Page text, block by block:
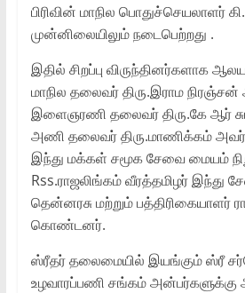
பிரிவின் மாநில பொதுச்செயலாளர்
முன்னிலையிலும் நடைபெற்றது .
இதில் சிறப்பு விருந்தினர்களாக ஆலய
மாநில தலைவர் திரு.இராம
இளைஞரணி தலைவர் திரு.கே ஆர்
அணி தலைவர் திரு.மாணிக்கம்
இந்து மக்கள் சமூக சேவை மையம்
Rss.ராஜலிங்கம் வீரத்தமிழர் இந்து
தென்னரசு மற்றும் பத்திரிகையாளர்
கொண்டனர்.
ஸ்ரீதர் தலைமையில் இயங்கும் ஸ்ரீ
உழவாரப்பணி சங்கம் அன்பர்களுக்கு